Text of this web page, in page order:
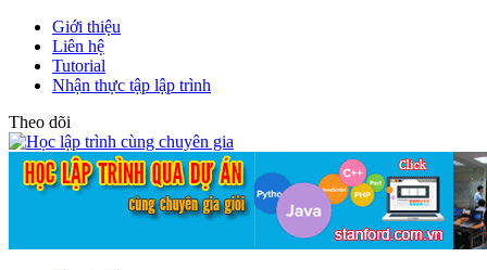
Giới thiệu
Liên hệ
Tutorial
Nhận thực tập lập trình
Theo dõi